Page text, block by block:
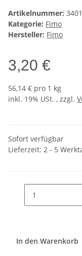
Artikelnummer:
Kategorie: Fimo
Hersteller: Fimo
3,20 €
56,14 € pro 1 kg
inkl. 19% USt. , zzgl.
Sofort verfügbar
Lieferzeit: 2 - 5
In den Warenkorb